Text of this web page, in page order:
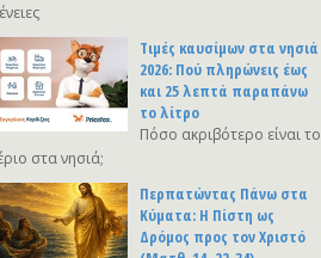
Τιμές καυσίμων στα νησιά
2026: Πού πληρώνεις έως
και 25 λεπτά παραπάνω
το λίτρο
Πόσο ακριβότερο είναι το
στα νησιά;
Περπατώντας Πάνω στα
Κύματα: Η Πίστη ως
Δρόμος προς τον Χριστό